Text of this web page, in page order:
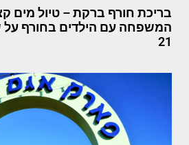
בריכת חורף ברקת – טיול מים
המשפחה עם הילדים בחורף
21